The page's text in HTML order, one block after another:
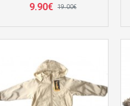
9.90€ 19.00€